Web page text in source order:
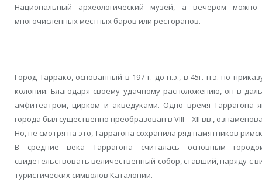
Национальный археологический музей, а вечером
многочисленных местных баров или ресторанов.
Город Таррако, основанный в 197 г. до н.э., в 45г. н.э. по
колонии. Благодаря своему удачному расположению, он в
амфитеатром, цирком и акведуками. Одно время Таррагона
города был существенно преобразован в VIII – XII вв.,
Но, не смотря на это, Таррагона сохранила ряд памятников
В средние века Таррагона считалась основным
свидетельствовать величественный собор, ставший, наряду с
туристических символов Каталонии.